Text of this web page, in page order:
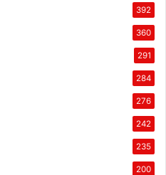
392
360
291
284
276
242
235
200